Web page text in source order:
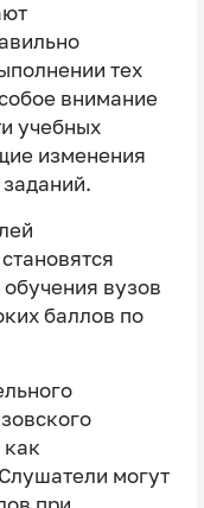
тех
внимание
учебных
изменения
вузов
баллов по
могут